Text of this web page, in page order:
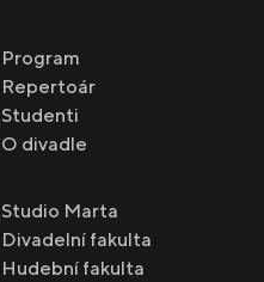
Program
Repertoár
Studenti
O divadle
Studio Marta
Divadelní fakulta
Hudební fakulta